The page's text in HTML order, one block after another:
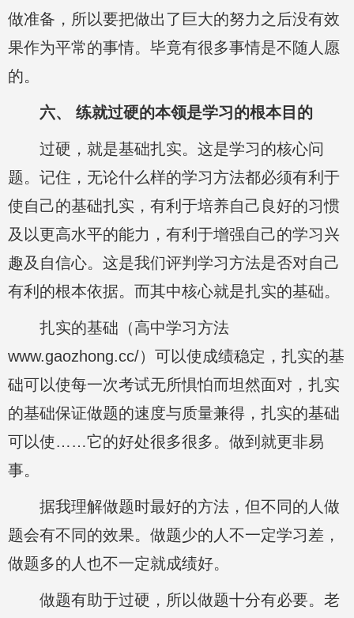
做准备，所以要把做出了巨大的努力之后没有效
果作为平常的事情。毕竟有很多事情是不随人愿
的。
六、 练就过硬的本领是学习的根本目的
过硬，就是基础扎实。这是学习的核心问
题。记住，无论什么样的学习方法都必须有利于
使自己的基础扎实，有利于培养自己良好的习惯
及以更高水平的能力，有利于增强自己的学习兴
趣及自信心。这是我们评判学习方法是否对自己
有利的根本依据。而其中核心就是扎实的基础。
扎实的基础（高中学习方法
www.gaozhong.cc/）可以使成绩稳定，扎实的基
础可以使每一次考试无所惧怕而坦然面对，扎实
的基础保证做题的速度与质量兼得，扎实的基础
可以使……它的好处很多很多。做到就更非易
事。
据我理解做题时最好的方法，但不同的人做
题会有不同的效果。做题少的人不一定学习差，
做题多的人也不一定就成绩好。
做题有助于过硬，所以做题十分有必要。老